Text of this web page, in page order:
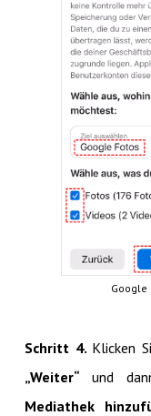
Google
Schritt 4. Klicken
„Weiter“ und
Mediathek